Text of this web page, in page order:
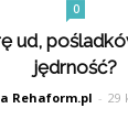
0
ud,
jędrność?
Rehaform.pl - 29